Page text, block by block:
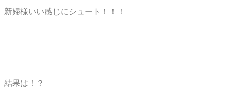
新婦様いい感じにシュート！！！
結果は！？